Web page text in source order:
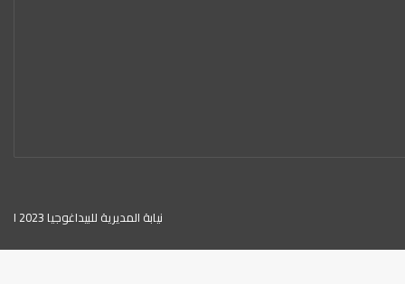
نيابة المديرية للبيداغوجيا 2023 ا